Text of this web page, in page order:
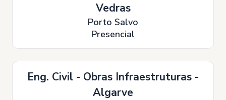
Vedras
Porto Salvo
Presencial
Eng. Civil - Obras Infraestruturas -
Algarve